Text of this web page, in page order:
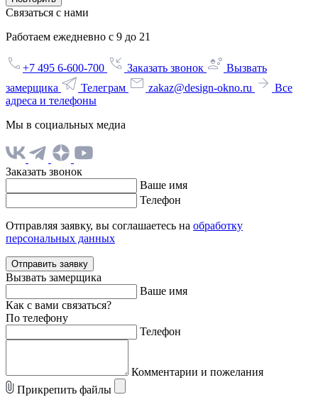
Связаться с нами
Работаем ежедневно с 9 до 21
+7 495 6-600-700 Заказать звонок
Вызвать
замерщика
Телеграм zakaz@design-okno.ru
Все
адреса и телефоны
Мы в социальных медиа
Заказать звонок
Ваше имя
Телефон
Отправляя заявку, вы соглашаетесь на обработку
персональных данных
Отправить заявку
Вызвать замерщика
Ваше имя
Как с вами связаться?
По телефону
Телефон
Комментарии и пожелания
Прикрепить файлы